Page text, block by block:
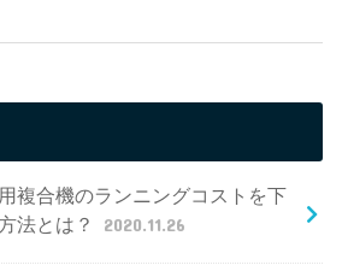
複合機のランニングコストを下
法とは？
2020.11.26